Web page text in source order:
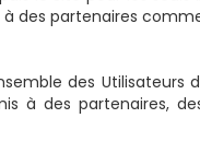
des partenaires
des Utilisateurs
à des partenaires,